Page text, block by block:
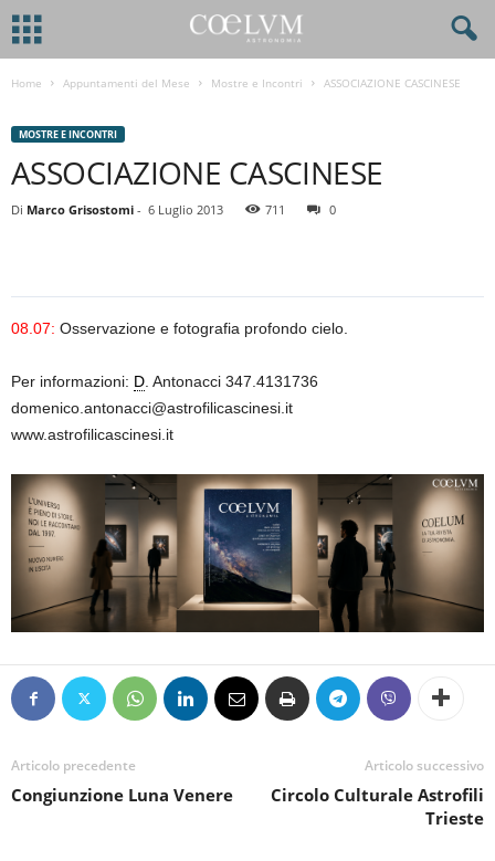
Home Appuntamenti del Mese Mostre e Incontri ASSOCIAZIONE CASCINESE
MOSTRE E INCONTRI
ASSOCIAZIONE CASCINESE
Di Marco Grisostomi - 6 Luglio 2013 711 0
08.07: Osservazione e fotografia profondo cielo.
Per informazioni: D . Antonacci 347.4131736
domenico.antonacci@astrofilicascinesi.it
www.astrofilicascinesi.it
Articolo precedente
Congiunzione Luna Venere
Articolo successivo
Circolo Culturale Astrofili
Trieste